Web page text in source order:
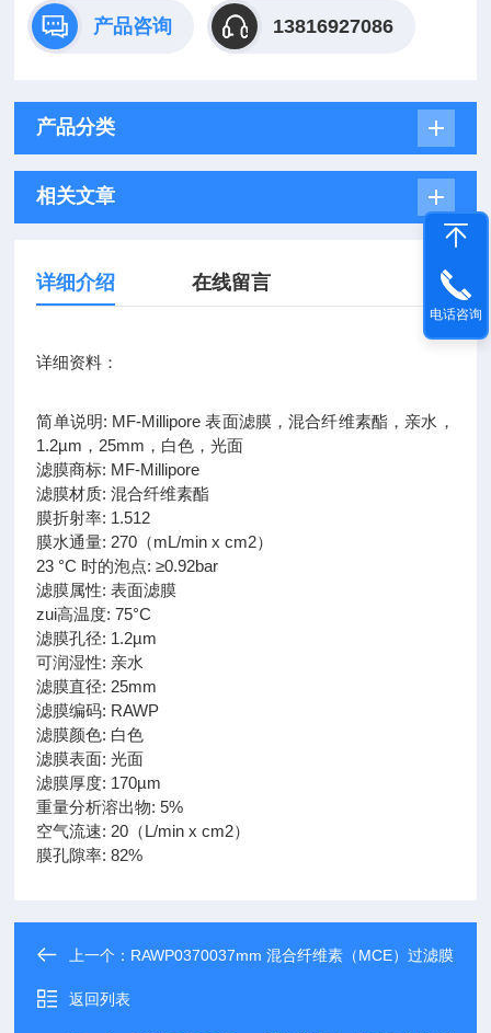
产品咨询 13816927086
产品分类
相关文章
详细介绍 在线留言
详细资料：
简单说明: MF-Millipore 表面滤膜，混合纤维素酯，亲水，
1.2µm，25mm，白色，光面
滤膜商标: MF-Millipore
滤膜材质: 混合纤维素酯
膜折射率: 1.512
膜水通量: 270（mL/min x cm2）
23 °C 时的泡点: ≥0.92bar
滤膜属性: 表面滤膜
zui高温度: 75°C
滤膜孔径: 1.2µm
可润湿性: 亲水
滤膜直径: 25mm
滤膜编码: RAWP
滤膜颜色: 白色
滤膜表面: 光面
滤膜厚度: 170µm
重量分析溶出物: 5%
空气流速: 20（L/min x cm2）
膜孔隙率: 82%
上一个： RAWP0370037mm 混合纤维素（MCE）过滤膜
返回列表
电话咨询